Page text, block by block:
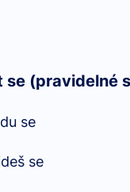
se (pravidelné
se
se